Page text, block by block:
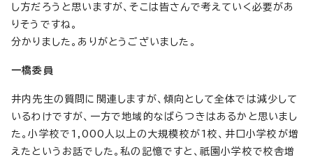
し方だろうと思いますが、そこは皆さんで考えていく必要があ
りそうですね。
分かりました。ありがとうございました。
一橋委員
井内先生の質問に関連しますが、傾向として全体では減少して
いるわけですが、一方で地域的なばらつきはあるかと思いまし
た。小学校で1,000人以上の大規模校が1校、井口小学校が増
えたというお話でした。私の記憶ですと、祇園小学校で校舎増